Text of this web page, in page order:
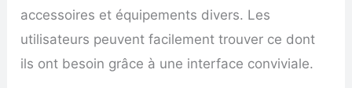
accessoires et équipements divers. Les
utilisateurs peuvent facilement trouver ce dont
ils ont besoin grâce à une interface conviviale.